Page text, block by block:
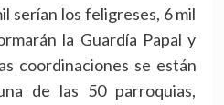
serían los feligreses, 6 mil
la Guardía Papal y
coordinaciones se están
de las 50 parroquias,